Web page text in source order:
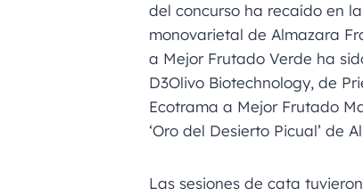
del concurso ha recaído en
monovarietal de Almazara
a Mejor Frutado Verde ha
D3Olivo Biotechnology, de
Ecotrama a Mejor Frutado
‘Oro del Desierto Picual’ de
Las sesiones de cata